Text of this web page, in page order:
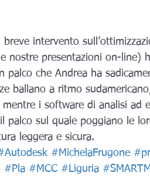
nostre presentazioni on-line)
palco che Andrea ha
ballano a ritmo
i software di analisi ad
palco sul quale poggiano le
leggera e sicura.
#MichelaFrugone
#Pla #MCC #Liguria